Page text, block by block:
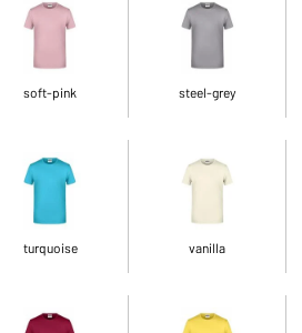
soft-pink steel-grey
turquoise vanilla